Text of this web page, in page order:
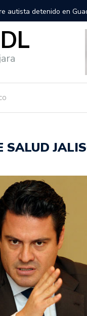
gigantes recorrerán las
SALUD